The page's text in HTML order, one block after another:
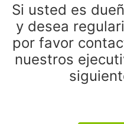
Si usted es
y desea
por favor
nuestros